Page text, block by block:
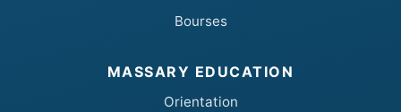
Bourses
MASSARY EDUCATION
Orientation